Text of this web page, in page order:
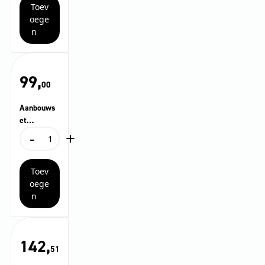
meter
aantal
Toev
oege
n
99,00
Aanbouws
et
-
Aanbouwset
aantal
+
Toev
oege
n
142,51